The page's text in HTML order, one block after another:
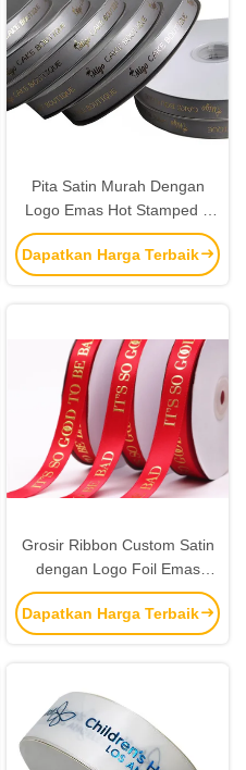
Pita Satin Murah Dengan
Logo Emas Hot Stamped –
Pabrik Pita Kustom
Terjangkau
Dapatkan Harga Terbaik
Grosir Ribbon Custom Satin
dengan Logo Foil Emas
Ribbon Mewah untuk
Boutique
Dapatkan Harga Terbaik